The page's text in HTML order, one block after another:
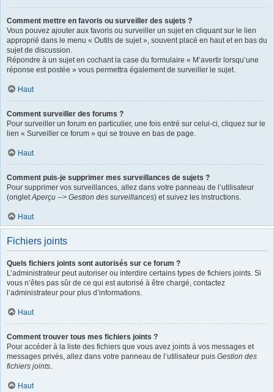
Comment mettre en favoris ou surveiller des sujets ?
Vous pouvez ajouter aux favoris ou surveiller un sujet en cliquant sur le lien
approprié dans le menu « Outils de sujet », souvent placé en haut et en bas du
sujet de discussion.
Répondre à un sujet en cochant la case du formulaire « M’avertir lorsqu’une
réponse est postée » vous permettra également de surveiller le sujet.
Haut
Comment surveiller des forums ?
Pour surveiller un forum en particulier, une fois entré sur celui-ci, cliquez sur le
lien « Surveiller ce forum » qui se trouve en bas de page.
Haut
Comment puis-je supprimer mes surveillances de sujets ?
Pour supprimer vos surveillances, allez dans votre panneau de l’utilisateur
(ongletAperçu --> Gestion des surveillances) et suivez les instructions.
Haut
Fichiers joints
Quels fichiers joints sont autorisés sur ce forum ?
L’administrateur peut autoriser ou interdire certains types de fichiers joints. Si
vous n’êtes pas sûr de ce qui est autorisé à être chargé, contactez
l’administrateur pour plus d’informations.
Haut
Comment trouver tous mes fichiers joints ?
Pour accéder à la liste des fichiers que vous avez joints à vos messages et
messages privés, allez dans votre panneau de l’utilisateur puis Gestion des
fichiers joints.
Haut